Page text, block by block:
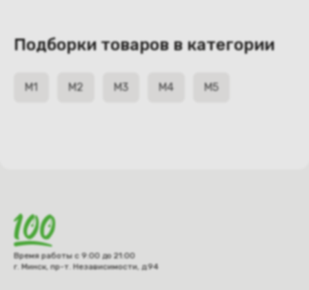
Подборки товаров в категории
M1 M2 M3 M4 M5
Время работы с 9:00 до 21:00
г. Минск, пр-т. Независимости, д.94